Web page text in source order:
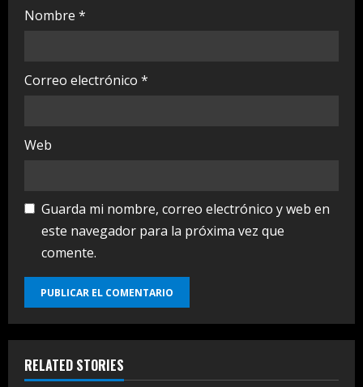
Nombre *
Correo electrónico *
Web
Guarda mi nombre, correo electrónico y web en
este navegador para la próxima vez que
comente.
RELATED STORIES